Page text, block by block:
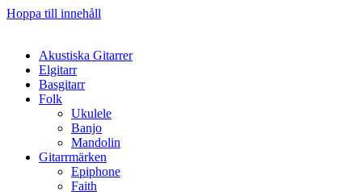
Hoppa till innehåll
Akustiska Gitarrer
Elgitarr
Basgitarr
Folk
Ukulele
Banjo
Mandolin
Gitarrmärken
Epiphone
Faith